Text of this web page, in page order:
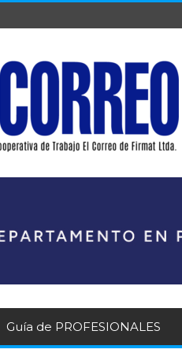
Guía de PROFESIONALES